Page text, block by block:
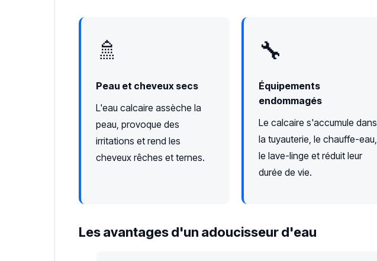
🚿
Peau et cheveux secs
L'eau calcaire assèche la
peau, provoque des
irritations et rend les
cheveux rêches et ternes.
🔧
Équipements
endommagés
Le calcaire s'accumule dans
la tuyauterie, le chauffe-eau,
le lave-linge et réduit leur
durée de vie.
Les avantages d'un adoucisseur d'eau